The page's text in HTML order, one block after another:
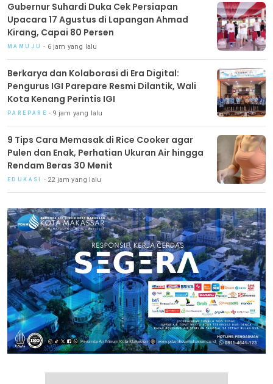
Gubernur Suhardi Duka Cek Persiapan
Upacara 17 Agustus di Lapangan Ahmad
Kirang, Capai 80 Persen
MAMUJU 6 jam yang lalu
Berkarya dan Kolaborasi di Era Digital:
Pengurus IGI Parepare Resmi Dilantik, Wali
Kota Kenang Perintis IGI
PAREPARE 9 jam yang lalu
9 Tips Cara Memasak di Rice Cooker agar
Pulen dan Enak, Perhatian Ukuran Air hingga
Rendam Beras 30 Menit
EDUKASI 22 jam yang lalu